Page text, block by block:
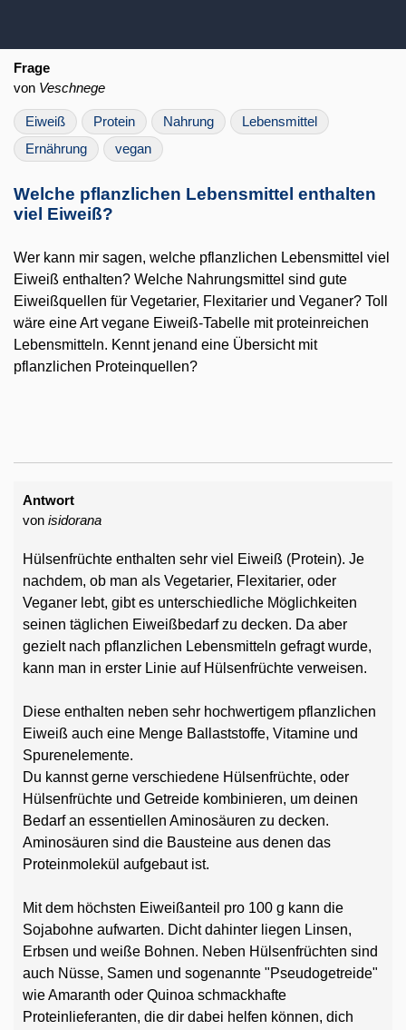
Frage
von Veschnege
Eiweiß Protein Nahrung
Lebensmittel
Ernährung
vegan
Welche pflanzlichen Lebensmittel enthalten
viel Eiweiß?
Wer kann mir sagen, welche pflanzlichen Lebensmittel viel
Eiweiß enthalten? Welche Nahrungsmittel sind gute
Eiweißquellen für Vegetarier, Flexitarier und Veganer? Toll
wäre eine Art vegane Eiweiß-Tabelle mit proteinreichen
Lebensmitteln. Kennt jenand eine Übersicht mit
pflanzlichen Proteinquellen?
Antwort
von isidorana
Hülsenfrüchte enthalten sehr viel Eiweiß (Protein). Je
nachdem, ob man als Vegetarier, Flexitarier, oder
Veganer lebt, gibt es unterschiedliche Möglichkeiten
seinen täglichen Eiweißbedarf zu decken. Da aber
gezielt nach pflanzlichen Lebensmitteln gefragt wurde,
kann man in erster Linie auf Hülsenfrüchte verweisen.
Diese enthalten neben sehr hochwertigem pflanzlichen
Eiweiß auch eine Menge Ballaststoffe, Vitamine und
Spurenelemente.
Du kannst gerne verschiedene Hülsenfrüchte, oder
Hülsenfrüchte und Getreide kombinieren, um deinen
Bedarf an essentiellen Aminosäuren zu decken.
Aminosäuren sind die Bausteine aus denen das
Proteinmolekül aufgebaut ist.
Mit dem höchsten Eiweißanteil pro 100 g kann die
Sojabohne aufwarten. Dicht dahinter liegen Linsen,
Erbsen und weiße Bohnen. Neben Hülsenfrüchten sind
auch Nüsse, Samen und sogenannte "Pseudogetreide"
wie Amaranth oder Quinoa schmackhafte
Proteinlieferanten, die dir dabei helfen können, dich